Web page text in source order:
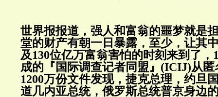
世界报报道，强人和富翁的噩梦就是
堂的财产有朝一日暴露，至少，让其
及130位亿万富翁害怕的时刻来到了，
成的『国际调查记者同盟』(ICIJ)从
1200万份文件发现，捷克总理，约旦
道几内亚总统，俄罗斯总统普京身边